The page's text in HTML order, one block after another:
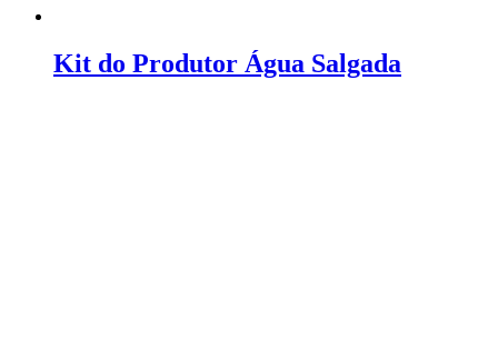
Kit do Produtor Água Salgada